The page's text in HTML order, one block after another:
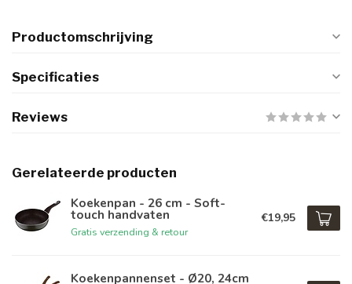
Productomschrijving
Specificaties
Reviews
Gerelateerde producten
Koekenpan - 26 cm - Soft-
touch handvaten
Gratis verzending & retour
€19,95
Koekenpannenset - Ø20, 24cm